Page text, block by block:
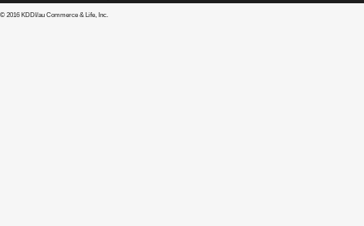
© 2016 KDDI/au Commerce & Life, Inc.